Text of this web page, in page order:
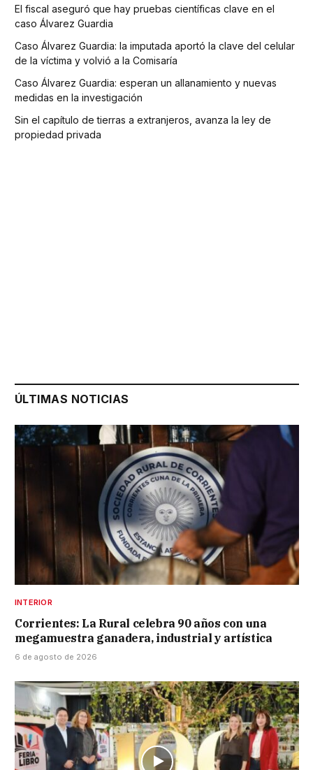
El fiscal aseguró que hay pruebas científicas clave en el
caso Álvarez Guardia
Caso Álvarez Guardia: la imputada aportó la clave del celular
de la víctima y volvió a la Comisaría
Caso Álvarez Guardia: esperan un allanamiento y nuevas
medidas en la investigación
Sin el capítulo de tierras a extranjeros, avanza la ley de
propiedad privada
ÚLTIMAS NOTICIAS
INTERIOR
Corrientes: La Rural celebra 90 años con una
megamuestra ganadera, industrial y artística
6 de agosto de 2026